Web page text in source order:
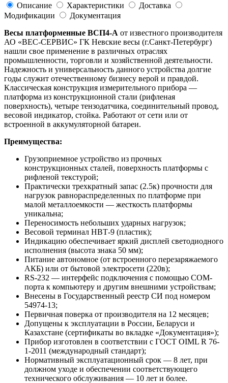
Описание
Характеристики
Доставка
Модификации
Документация
Весы платформенные ВСП4-А от известного производителя
АО «ВЕС-СЕРВИС» ГК Невские весы (г.Санкт-Петербург)
нашли свое применение в различных отраслях
промышленности, торговли и хозяйственной деятельности.
Надежность и универсальность данного устройства долгие
годы служит отечественному бизнесу верой и правдой.
Классическая конструкция измерительного прибора —
платформа из конструкционной стали (рифленая
поверхность), четыре тензодатчика, соединительный провод,
весовой индикатор, стойка. Работают от сети или от
встроенной в аккумуляторной батареи.
Преимущества:
Грузоприемное устройство из прочных
конструкционных сталей, поверхность платформы с
рифленой текстурой;
Практически трехкратный запас (2.5к) прочности для
нагрузок равнораспределенных по платформе при
малой металлоемкости — жесткость платформы
уникальна;
Переносимость небольших ударных нагрузок;
Весовой терминал НВТ-9 (пластик);
Индикацию обеспечивает яркий дисплей светодиодного
исполнения (высота знака 50 мм);
Питание автономное (от встроенного перезаряжаемого
АКБ) или от бытовой электросети (220в);
RS-232 — интерфейс подключения с помощью COM-
порта к компьютеру и другим внешними устройствам;
Внесены в Государственный реестр СИ под номером
54974-13;
Первичная поверка от производителя на 12 месяцев;
Допущены к эксплуатации в России, Беларуси и
Казахстане (сертификаты во вкладке «Документация»);
Прибор изготовлен в соответствии с ГОСТ OIML R 76-
1-2011 (международный стандарт);
Нормативный эксплуатационный срок — 8 лет, при
должном уходе и обеспечении соответствующего
технического обслуживания — 10 лет и более.